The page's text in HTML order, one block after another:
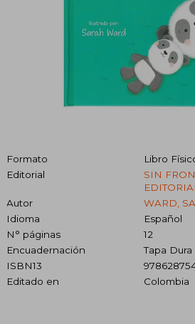
Formato
Libro
Editorial
SIN
Autor
WARD,
Idioma
Español
N° páginas
12
Encuadernación
Tapa Dura
ISBN13
Editado en
Colombia